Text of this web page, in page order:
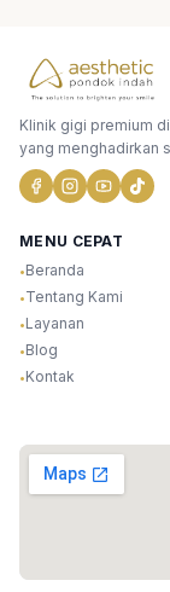
Klinik gigi premium
yang menghadirkan
MENU CEPAT
•Beranda
•Tentang Kami
•Layanan
•Blog
•Kontak